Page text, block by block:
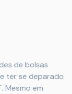
de bolsas
ter se deparado
Mesmo em